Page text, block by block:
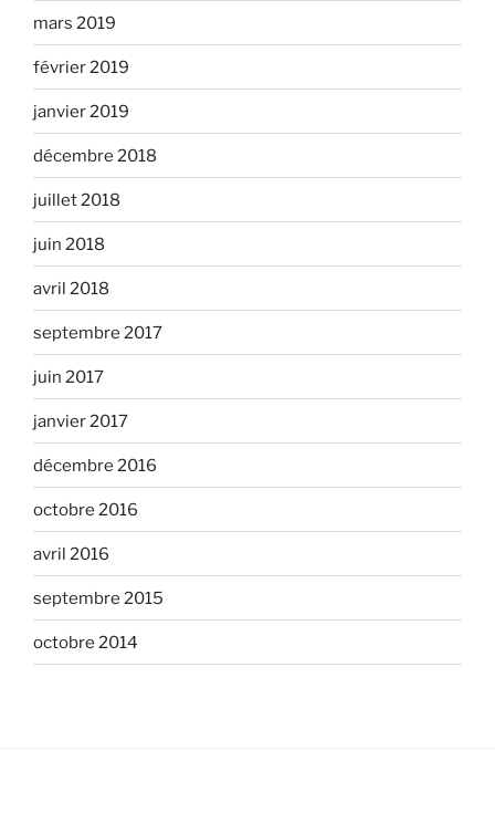
mars 2019
février 2019
janvier 2019
décembre 2018
juillet 2018
juin 2018
avril 2018
septembre 2017
juin 2017
janvier 2017
décembre 2016
octobre 2016
avril 2016
septembre 2015
octobre 2014